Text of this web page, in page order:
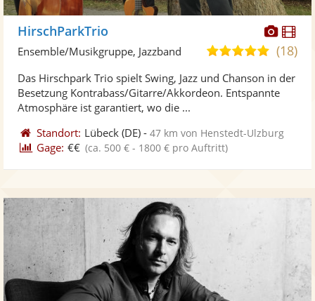
Fotos
HirschParkTrio
5,0
5
(18)
Ensemble/Musikgruppe, Jazzband
Das Hirschpark Trio spielt Swing, Jazz und Chanson in der
Besetzung Kontrabass/Gitarre/Akkordeon. Entspannte
Atmosphäre ist garantiert, wo die ...
Standort: Lübeck (DE) -47 km von Henstedt-Ulzburg
Gage: €€ (ca. 500 € - 1800 € pro Auftritt)